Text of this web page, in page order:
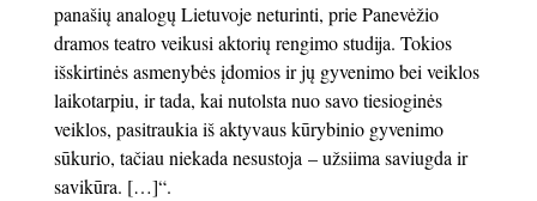
panašių analogų Lietuvoje neturinti, prie Panevėžio
dramos teatro veikusi aktorių rengimo studija. Tokios
išskirtinės asmenybės įdomios ir jų gyvenimo bei veiklos
laikotarpiu, ir tada, kai nutolsta nuo savo tiesioginės
veiklos, pasitraukia iš aktyvaus kūrybinio gyvenimo
sūkurio, tačiau niekada nesustoja – užsiima saviugda ir
savikūra. […]“.